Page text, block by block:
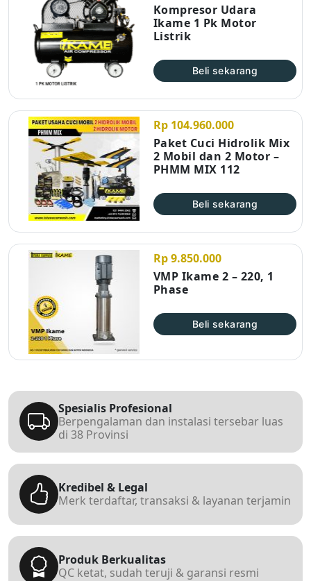
Kompresor Udara
Ikame 1 Pk Motor
Listrik
Beli sekarang
Rp 104.960.000
Paket Cuci Hidrolik Mix
2 Mobil dan 2 Motor –
PHMM MIX 112
Beli sekarang
Rp 9.850.000
VMP Ikame 2 – 220, 1
Phase
Beli sekarang
Spesialis Profesional
Berpengalaman dan instalasi tersebar luas
di 38 Provinsi
Kredibel & Legal
Merk terdaftar, transaksi & layanan terjamin
Produk Berkualitas
QC ketat, sudah teruji & garansi resmi